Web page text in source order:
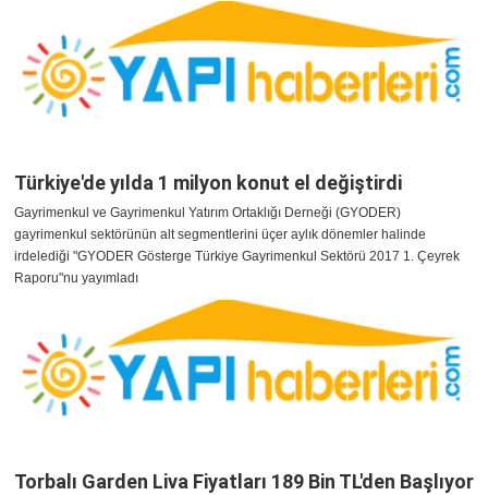
Türkiye'de yılda 1 milyon konut el değiştirdi
Gayrimenkul ve Gayrimenkul Yatırım Ortaklığı Derneği (GYODER)
gayrimenkul sektörünün alt segmentlerini üçer aylık dönemler halinde
irdelediği "GYODER Gösterge Türkiye Gayrimenkul Sektörü 2017 1. Çeyrek
Raporu"nu yayımladı
Torbalı Garden Liva Fiyatları 189 Bin TL'den Başlıyor